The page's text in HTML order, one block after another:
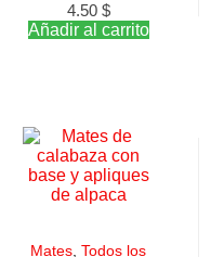
4.50 $
Añadir al carrito
Mates ,Todos los